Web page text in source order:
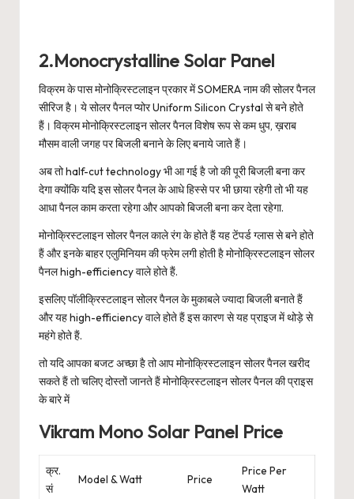
2.Monocrystalline Solar Panel
विक्रम के पास मोनोक्रिस्टलाइन प्रकार में SOMERA नाम की सोलर पैनल
सीरिज है। ये सोलर पैनल प्योर Uniform Silicon Crystal से बने होते
हैं। विक्रम मोनोक्रिस्टलाइन सोलर पैनल विशेष रूप से कम धुप, ख़राब
मौसम वाली जगह पर बिजली बनाने के लिए बनाये जाते हैं।
अब तो half-cut technology भी आ गई है जो की पूरी बिजली बना कर
देगा क्योंकि यदि इस सोलर पैनल के आधे हिस्से पर भी छाया रहेगी तो भी यह
आधा पैनल काम करता रहेगा और आपको बिजली बना कर देता रहेगा.
मोनोक्रिस्टलाइन सोलर पैनल काले रंग के होते हैं यह टेंपर्ड ग्लास से बने होते
हैं और इनके बाहर एलुमिनियम की फ्रेम लगी होती है मोनोक्रिस्टलाइन सोलर
पैनल high-efficiency वाले होते हैं.
इसलिए पॉलीक्रिस्टलाइन सोलर पैनल के मुकाबले ज्यादा बिजली बनाते हैं
और यह high-efficiency वाले होते हैं इस कारण से यह प्राइज में थोड़े से
महंगे होते हैं.
तो यदि आपका बजट अच्छा है तो आप मोनोक्रिस्टलाइन सोलर पैनल खरीद
सकते हैं तो चलिए दोस्तों जानते हैं मोनोक्रिस्टलाइन सोलर पैनल की प्राइस
के बारे में
Vikram Mono Solar Panel Price
क्र.
सं
Model & Watt Price
Price Per
Watt